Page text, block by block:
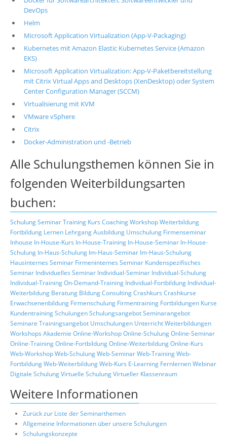
DevOps
Helm
Microsoft Application Virtualization (App-V-Packaging)
Kubernetes mit Amazon Elastic Kubernetes Service (Amazon
EKS)
Microsoft Application Virtualization: App-V-Paketbereitstellung
mit Citrix Virtual Apps and Desktops (XenDesktop) oder System
Center Configuration Manager (SCCM)
Virtualisierung mit KVM
VMware vSphere
Citrix
Docker-Administration und -Betrieb
Alle Schulungsthemen können Sie in
folgenden Weiterbildungsarten
buchen:
SchulungSeminarTraining Kurs CoachingWorkshopWeiterbildung
Fortbildung Lernen LehrgangAusbildung Umschulung Firmenseminar
Inhouse In-House-Kurs In-House-Training In-House-Seminar In-House-
Schulung In-Haus-Schulung Im-Haus-Seminar Im-Haus-Schulung
Hausinternes Seminar Firmeninternes Seminar Kundenspezifisches
Seminar Individuelles Seminar Individual-Seminar Individual-Schulung
Individual-TrainingOn-Demand-Training Individual-Fortbildung Individual-
Weiterbildung Beratung BildungConsultingCrashkurs Crashkurse
Erwachsenenbildung Firmenschulung Firmentraining Fortbildungen Kurse
KundentrainingSchulungenSchulungsangebotSeminarangebot
Seminare Trainingsangebot Umschulungen UnterrichtWeiterbildungen
Workshops Akademie Online-WorkshopOnline-SchulungOnline-Seminar
Online-TrainingOnline-FortbildungOnline-WeiterbildungOnline-Kurs
Web-WorkshopWeb-SchulungWeb-SeminarWeb-TrainingWeb-
FortbildungWeb-WeiterbildungWeb-Kurs E-Learning FernlernenWebinar
Digitale SchulungVirtuelle SchulungVirtueller Klassenraum
Weitere Informationen
Zurück zur Liste der Seminarthemen
Allgemeine Informationen über unsere Schulungen
Schulungskonzepte